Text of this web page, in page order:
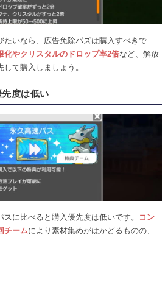
たいなら、広告免除パズは購入すべきで
化やクリスタルのドロップ率2倍など、解放
て購入しましょう。
度は低い
に比べると購入優先度は低いです。
コン
チームにより素材集めがはかどるものの、